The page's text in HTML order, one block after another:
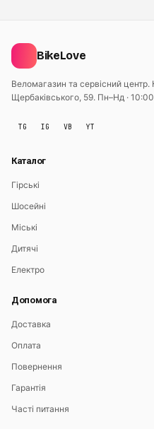
BikeLove
Веломагазин та сервісний центр.
Щербаківського, 59. Пн–Нд ·
TG IG VB YT
Каталог
Гірські
Шосейні
Міські
Дитячі
Електро
Допомога
Доставка
Оплата
Повернення
Гарантія
Часті питання